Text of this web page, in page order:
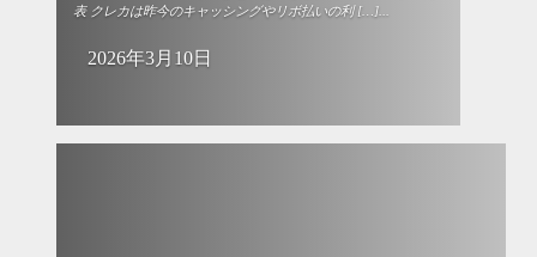
表 クレカは昨今のキャッシングやリボ払いの利 […]...
2026年3月10日